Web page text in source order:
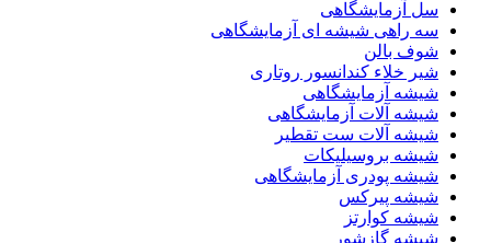
سل آزمایشگاهی
سه راهی شیشه ای آزمایشگاهی
شوف بالن
شیر خلاء کندانسور روتاری
شیشه آزمایشگاهی
شیشه آلات آزمایشگاهی
شیشه آلات ست تقطیر
شیشه بروسیلیکات
شیشه پودری آزمایشگاهی
شیشه پیرکس
شیشه کوارتز
شیشه گازشور